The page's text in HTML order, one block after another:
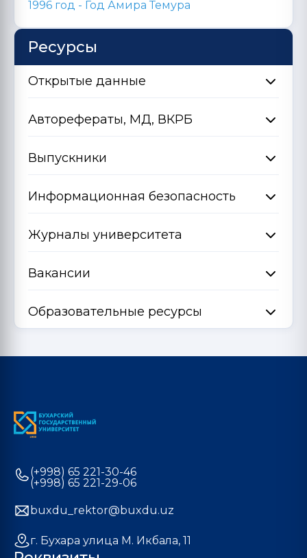
1996 год - Год Амира Темура
Ресурсы
Открытые данные
Авторефераты, МД, ВКРБ
Выпускники
Информационная безопасность
Журналы университета
Вакансии
Образовательные ресурсы
(+998) 65 221-30-46
(+998) 65 221-29-06
buxdu_rektor@buxdu.uz
г. Бухара улица М. Икбала, 11